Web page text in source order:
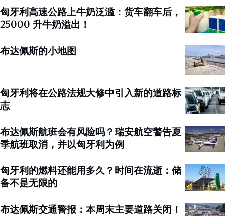
匈牙利高速公路上牛奶泛滥：货车翻车后，
25000 升牛奶溢出！
布达佩斯的小地图
匈牙利将在公路法规大修中引入新的道路标
志
布达佩斯航班会有风险吗？瑞安航空警告夏
季航班取消，并以匈牙利为例
匈牙利的燃料还能用多久？时间在流逝：储
备不是无限的
布达佩斯交通警报：本周末主要道路关闭！